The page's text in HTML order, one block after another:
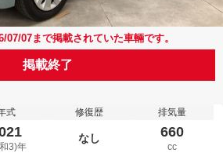
07/07まで掲載されていた車輛です。
掲載終了
式
3)年
修復歴
なし
排気量
660
cc